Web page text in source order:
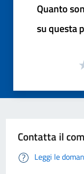
Quanto
su questa
Contatta il
Leggi le